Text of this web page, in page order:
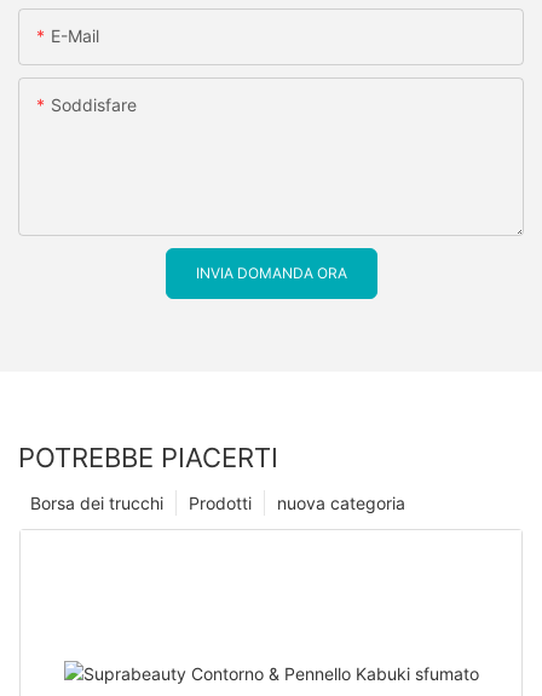
E-Mail
Soddisfare
INVIA DOMANDA ORA
POTREBBE PIACERTI
nuova categoria
Prodotti
Borsa dei trucchi